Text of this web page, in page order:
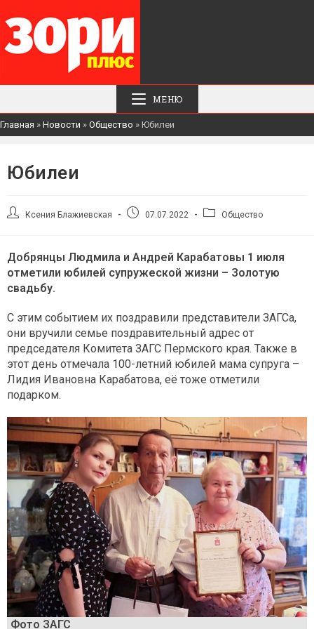
МЕНЮ
Главная » Новости » Общество » Юбилеи
Юбилеи
АвторКсения Блажиевская
Запись07.07.2022
РубрикаОбщество
Добрянцы Людмила и Андрей Карабатовы 1 июля
отметили юбилей супружеской жизни – Золотую
свадьбу.
С этим событием их поздравили представители ЗАГСа,
они вручили семье поздравительный адрес от
председателя Комитета ЗАГС Пермского края. Также в
этот день отмечала 100-летний юбилей мама супруга –
Лидия Ивановна Карабатова, её тоже отметили
подарком.
Фото ЗАГС